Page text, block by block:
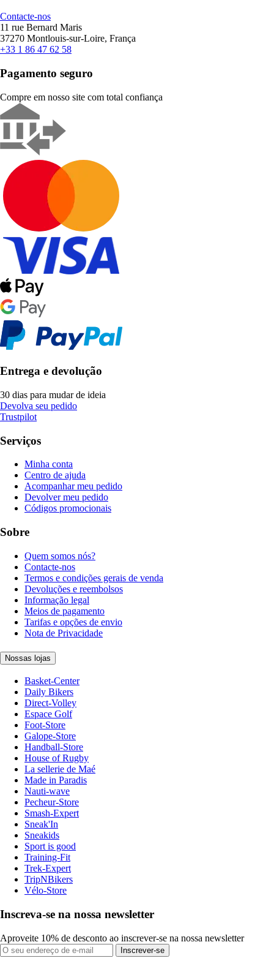
Contacte-nos
11 rue Bernard Maris
37270 Montlouis-sur-Loire, França
+33 1 86 47 62 58
Pagamento seguro
Compre em nosso site com total confiança
Entrega e devolução
30 dias para mudar de ideia
Devolva seu pedido
Trustpilot
Serviços
Minha conta
Centro de ajuda
Acompanhar meu pedido
Devolver meu pedido
Códigos promocionais
Sobre
Quem somos nós?
Contacte-nos
Termos e condições gerais de venda
Devoluções e reembolsos
Informação legal
Meios de pagamento
Tarifas e opções de envio
Nota de Privacidade
Nossas lojas
Basket-Center
Daily Bikers
Direct-Volley
Espace Golf
Foot-Store
Galope-Store
Handball-Store
House of Rugby
La sellerie de Maé
Made in Paradis
Nauti-wave
Pecheur-Store
Smash-Expert
Sneak'In
Sneakids
Sport is good
Training-Fit
Trek-Expert
TripNBikers
Vélo-Store
Inscreva-se na nossa newsletter
Aproveite 10% de desconto ao inscrever-se na nossa newsletter
Inscrever-se